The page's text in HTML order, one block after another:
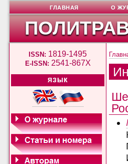
ISSN: 1819-1495
E-ISSN: 2541-867X
ЯЗЫК
ГЛАВНАЯ О